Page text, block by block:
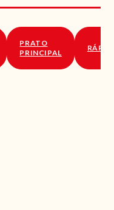
PRATO
PRINCIPAL